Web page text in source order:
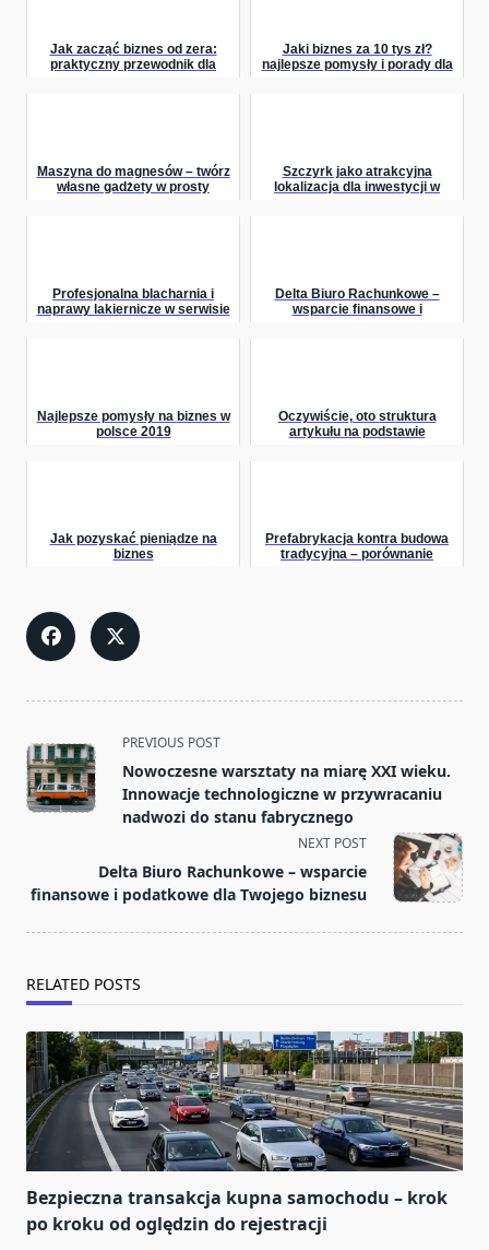
Jak zacząć biznes od zera:
praktyczny przewodnik dla
Jaki biznes za 10 tys zł?
najlepsze pomysły i porady dla
Maszyna do magnesów – twórz
własne gadżety w prosty
Szczyrk jako atrakcyjna
lokalizacja dla inwestycji w
Profesjonalna blacharnia i
naprawy lakiernicze w serwisie
Delta Biuro Rachunkowe –
wsparcie finansowe i
Najlepsze pomysły na biznes w
polsce 2019
Oczywiście, oto struktura
artykułu na podstawie
Jak pozyskać pieniądze na
biznes
Prefabrykacja kontra budowa
tradycyjna – porównanie
<span
class="nav-
subtitle
screen-
text">Page</span>
PREVIOUS POST
Nowoczesne warsztaty na miarę XXI wieku.
Innowacje technologiczne w przywracaniu
nadwozi do stanu fabrycznego
NEXT POST
Delta Biuro Rachunkowe – wsparcie
finansowe i podatkowe dla Twojego biznesu
RELATED POSTS
Bezpieczna transakcja kupna samochodu – krok
po kroku od oględzin do rejestracji